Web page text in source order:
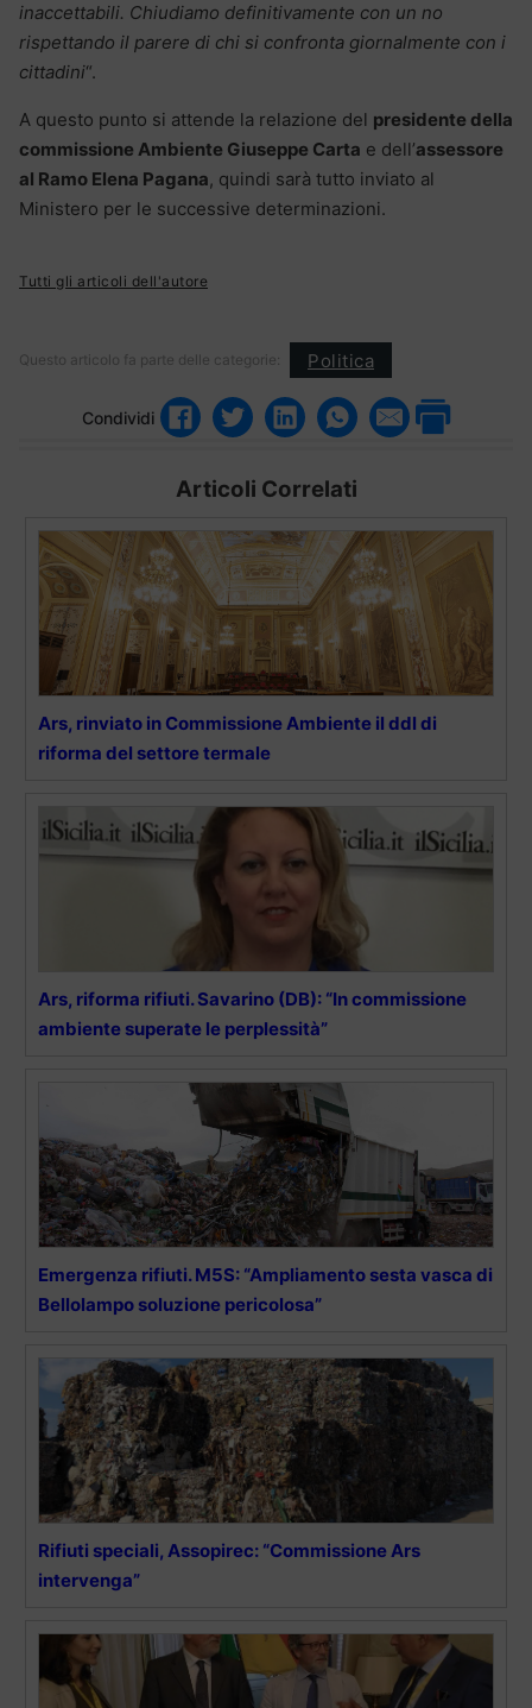
inaccettabili. Chiudiamo definitivamente con un no
rispettando il parere di chi si confronta giornalmente con i
cittadini“.
A questo punto si attende la relazione del presidente della
commissione Ambiente Giuseppe Carta e dell’assessore
al Ramo Elena Pagana, quindi sarà tutto inviato al
Ministero per le successive determinazioni.
Tutti gli articoli dell'autore
Questo articolo fa parte delle categorie: Politica
Condividi
Articoli Correlati
Ars, rinviato in Commissione Ambiente il ddl di
riforma del settore termale
Ars, riforma rifiuti. Savarino (DB): “In commissione
ambiente superate le perplessità”
Emergenza rifiuti. M5S: “Ampliamento sesta vasca di
Bellolampo soluzione pericolosa”
Rifiuti speciali, Assopirec: “Commissione Ars
intervenga”